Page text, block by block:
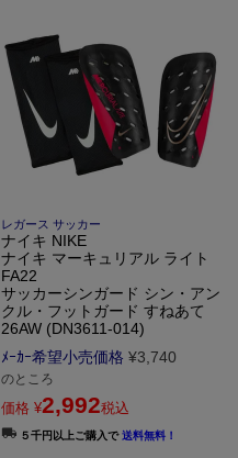
レガース サッカー
ナイキ NIKE
ナイキ マーキュリアル ライト
FA22
サッカーシンガード シン・アン
クル・フットガード すねあて
26AW (DN3611-014)
ﾒｰｶｰ希望小売価格 ¥3,740
のところ
価格 ¥2,992税込
５千円以上ご購入で送料無料！